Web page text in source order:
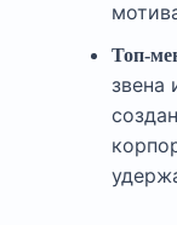
Топ-
звена